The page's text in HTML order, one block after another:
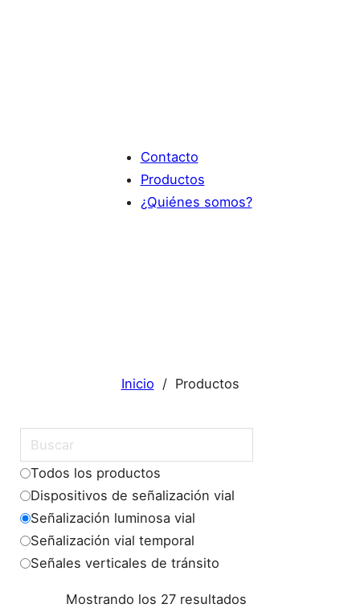
Contacto
Productos
¿Quiénes somos?
Inicio / Productos
Todos los productos
Dispositivos de señalización vial
Señalización luminosa vial
Señalización vial temporal
Señales verticales de tránsito
Mostrando los 27 resultados